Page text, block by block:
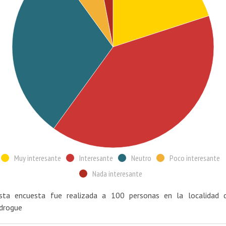
Muy interesante Interesante Neutro
Poco interesante
Nada interesante
encuesta fue realizada a 100 personas en la localidad